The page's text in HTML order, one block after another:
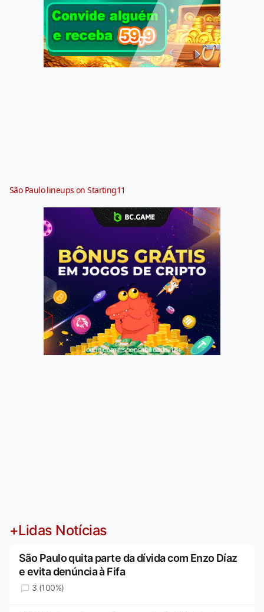
São Paulo lineups on Starting11
Jogue com responsabilidade. 18+
+Lidas Notícias
São Paulo quita parte da dívida com Enzo Díaz
e evita denúncia à Fifa
3 (100%)